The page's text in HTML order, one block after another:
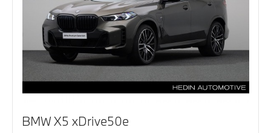
BMW X5 xDrive50e